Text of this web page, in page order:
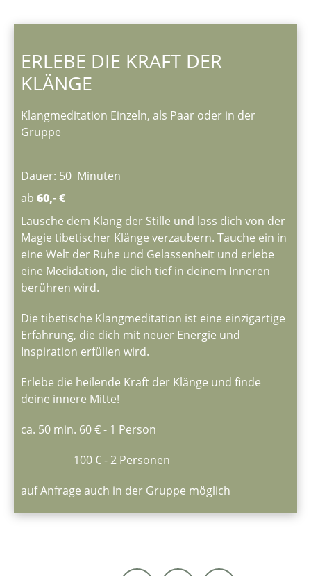
ERLEBE DIE KRAFT DER
KLÄNGE
Klangmeditation Einzeln, als Paar oder in der
Gruppe
Dauer: 50 Minuten
ab 60,- €
Lausche dem Klang der Stille und lass dich von der
Magie tibetischer Klänge verzaubern. Tauche ein in
eine Welt der Ruhe und Gelassenheit und erlebe
eine Medidation, die dich tief in deinem Inneren
berühren wird.
Die tibetische Klangmeditation ist eine einzigartige
Erfahrung, die dich mit neuer Energie und
Inspiration erfüllen wird.
Erlebe die heilende Kraft der Klänge und finde
deine innere Mitte!
ca. 50 min. 60 € - 1 Person
100 € - 2 Personen
auf Anfrage auch in der Gruppe möglich